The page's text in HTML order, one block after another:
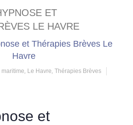
ET
LE HAVRE
Le Havre Thérapies Brèves
et